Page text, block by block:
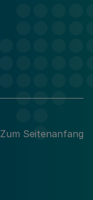
Zum Seitenanfang